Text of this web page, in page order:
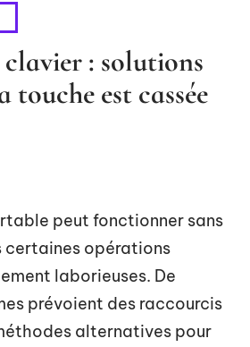
: solutions
touche est cassée
peut fonctionner sans
certaines opérations
laborieuses. De
prévoient des raccourcis
alternatives pour